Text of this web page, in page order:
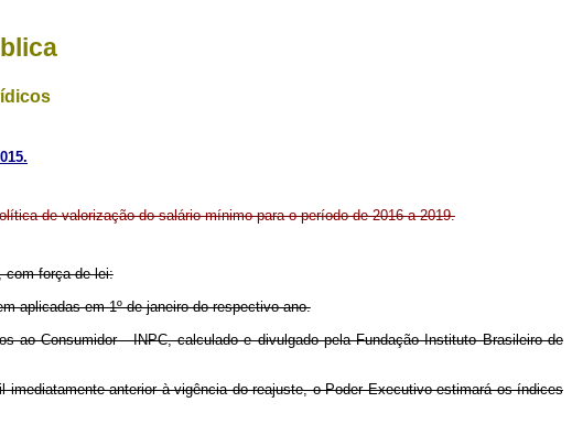
de valorização do salário mínimo para o período de 2016 a 2019.
com força de lei:
aplicadas em 1º de janeiro do respectivo ano.
ao Consumidor - INPC, calculado e divulgado pela Fundação Instituto Brasileiro de
anterior à vigência do reajuste, o Poder Executivo estimará os índices